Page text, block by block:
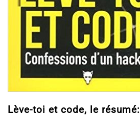
Lève-toi et code, le résumé: